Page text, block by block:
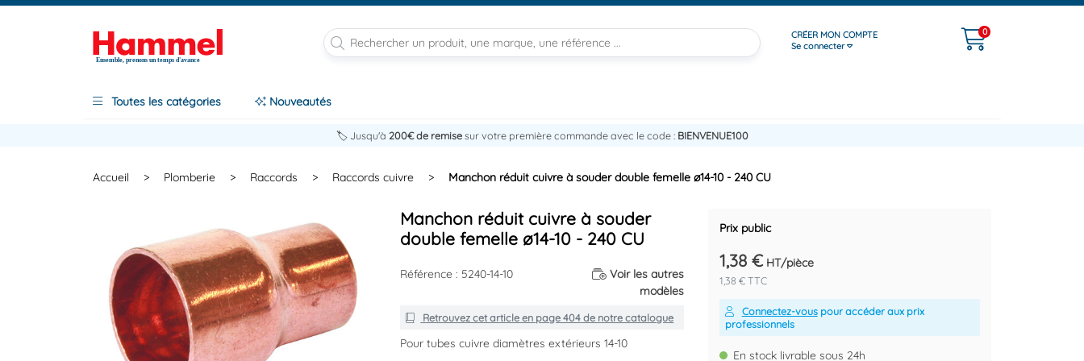
Ensemble, prenons un temps d'avance
CRÉER MON COMPTE
Se connecter
0
Toutes les catégories Nouveautés
🏷️ Jusqu'à 200€ de remisesur votre première commande avec le code : BIENVENUE100
Accueil > Plomberie > Raccords > Raccords cuivre > Manchon réduit cuivre à souder double femelle ø14-10 - 240 CU
Manchon réduit cuivre à souder
double femelle ø14-10 - 240 CU
Référence : 5240-14-10
Voir les autres
modèles
Retrouvez cet article en page 404de notre catalogue
Pour tubes cuivre diamètres extérieurs 14-10
Prix public
1,38 €HT/pièce
1,38 € TTC
Connectez-vouspour accéder aux prix
professionnels
En stock livrable sous 24h